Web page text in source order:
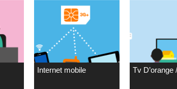
Internet mobile Tv D’orange